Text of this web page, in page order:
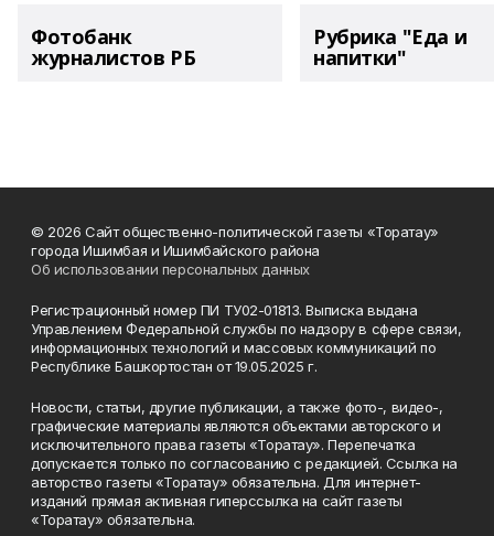
Фотобанк
журналистов РБ
Рубрика "Еда и
напитки"
© 2026 Сайт общественно-политической газеты «Торатау»
города Ишимбая и Ишимбайского района
Об использовании персональных данных
Регистрационный номер ПИ ТУ02-01813. Выписка выдана
Управлением Федеральной службы по надзору в сфере связи,
информационных технологий и массовых коммуникаций по
Республике Башкортостан от 19.05.2025 г.
Новости, статьи, другие публикации, а также фото-, видео-,
графические материалы являются объектами авторского и
исключительного права газеты «Торатау». Перепечатка
допускается только по согласованию с редакцией. Ссылка на
авторство газеты «Торатау» обязательна. Для интернет-
изданий прямая активная гиперссылка на сайт газеты
«Торатау» обязательна.